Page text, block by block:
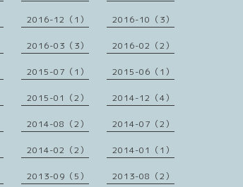
2016-12（1） 2016-10（3）
2016-03（3） 2016-02（2）
2015-07（1） 2015-06（1）
2015-01（2） 2014-12（4）
2014-08（2） 2014-07（2）
2014-02（2） 2014-01（1）
2013-09（5） 2013-08（2）